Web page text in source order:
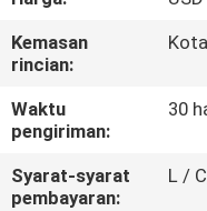
KONTROL
KUALITAS
PERMINTAAN
PENAWARAN
Kemasan
rincian:
Waktu
pengiriman:
30
Syarat-syarat
pembayaran:
L /